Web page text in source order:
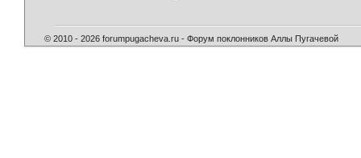
© 2010 - 2026 forumpugacheva.ru - Форум поклонников Аллы Пугачевой